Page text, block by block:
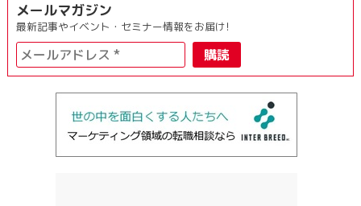
メールマガジン
最新記事やイベント・セミナー情報をお届け!